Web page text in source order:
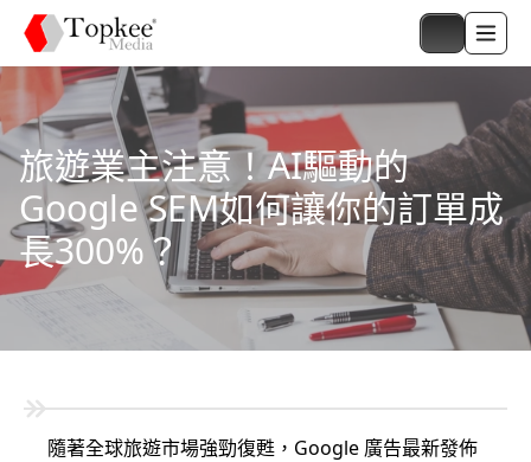
旅遊業主注意！AI驅動的
Google SEM如何讓你的訂單成
長300%？
隨著全球旅遊市場強勁復甦，Google 廣告最新發佈